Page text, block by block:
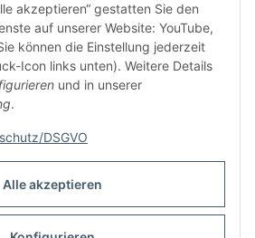
Alle akzeptieren
akzeptieren“ gestatten Sie den
auf unserer Website: YouTube,
können die Einstellung jederzeit
Icon links unten). Weitere Details
und in unserer
.
DSGVO